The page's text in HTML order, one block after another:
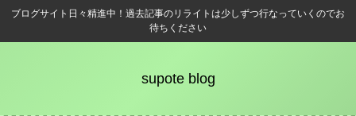
ブログサイト日々精進中！過去記事のリライトは少しずつ行なっていくのでお
待ちください
supote blog